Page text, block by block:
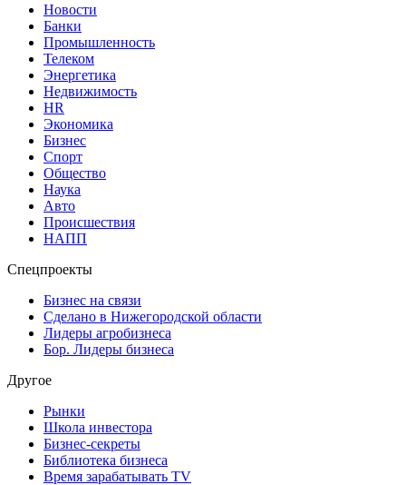
Новости
Банки
Промышленность
Телеком
Энергетика
Недвижимость
HR
Экономика
Бизнес
Спорт
Общество
Наука
Авто
Происшествия
НАПП
Спецпроекты
Бизнес на связи
Сделано в Нижегородской области
Лидеры агробизнеса
Бор. Лидеры бизнеса
Другое
Рынки
Школа инвестора
Бизнес-секреты
Библиотека бизнеса
Время зарабатывать TV